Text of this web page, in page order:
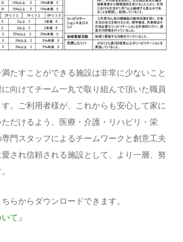
たすことができる施設は非常に少ないこと
向けてチーム一丸で取り組んで頂いた職員
。ご利用者様が、これからも安心して家に
だけるよう、医療・介護・リハビリ・栄
門スタッフによるチームワークと創意工夫
され信頼される施設として、より一層、努
ちらからダウンロードできます。
て 』